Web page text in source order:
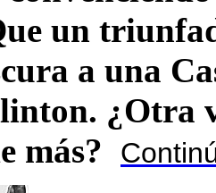
un
a una
¿Otra
más?